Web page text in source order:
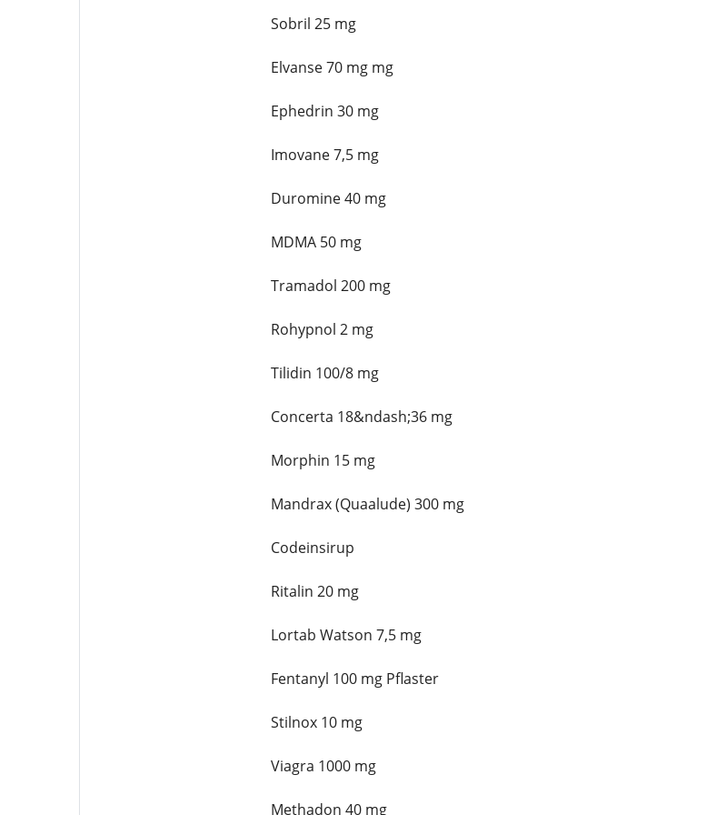
Sobril 25 mg
Elvanse 70 mg mg
Ephedrin 30 mg
Imovane 7,5 mg
Duromine 40 mg
MDMA 50 mg
Tramadol 200 mg
Rohypnol 2 mg
Tilidin 100/8 mg
Concerta 18&ndash;36 mg
Morphin 15 mg
Mandrax (Quaalude) 300 mg
Codeinsirup
Ritalin 20 mg
Lortab Watson 7,5 mg
Fentanyl 100 mg Pflaster
Stilnox 10 mg
Viagra 1000 mg
Methadon 40 mg